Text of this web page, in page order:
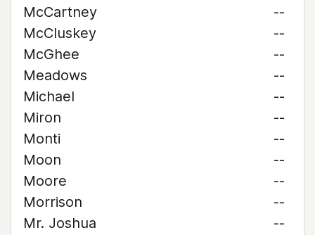
McCartney
--
McCluskey
--
McGhee
--
Meadows
--
Michael
--
Miron
--
Monti
--
Moon
--
Moore
--
Morrison
--
Mr. Joshua
--